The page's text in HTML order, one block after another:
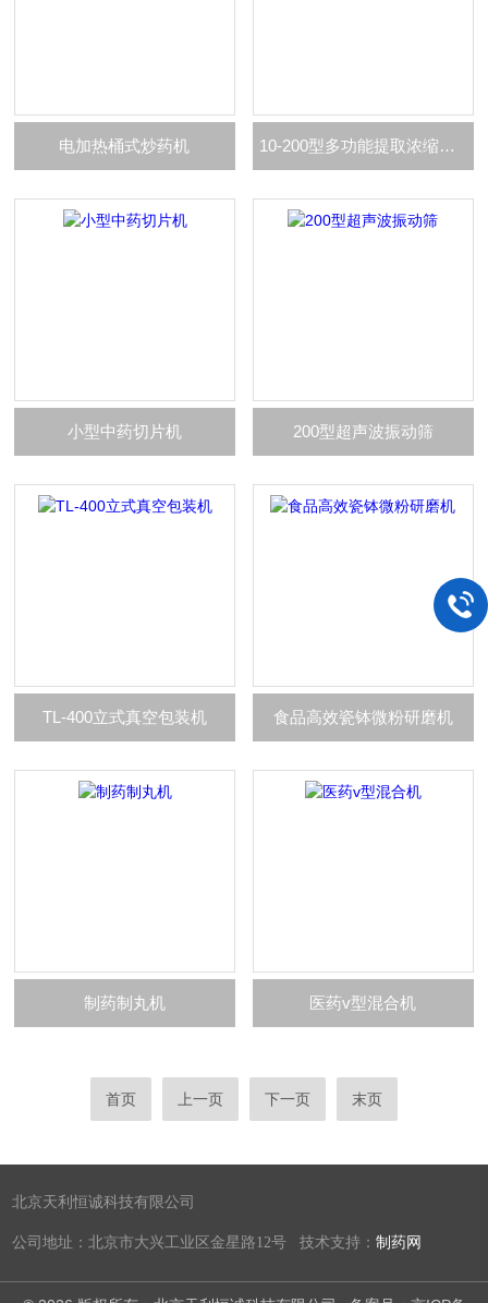
电加热桶式炒药机 10-200型多功能提取浓缩机组
小型中药切片机 200型超声波振动筛
TL-400立式真空包装机 食品高效瓷钵微粉研磨机
制药制丸机 医药v型混合机
首页 上一页 下一页 末页
北京天利恒诚科技有限公司
公司地址：北京市大兴工业区金星路12号 技术支持：制药网